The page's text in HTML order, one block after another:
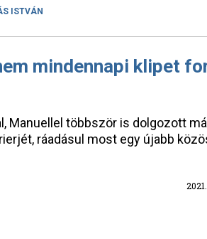
ISTVÁN
mindennapi klipet
Manuellel többször is dolgozott
ráadásul most egy újabb